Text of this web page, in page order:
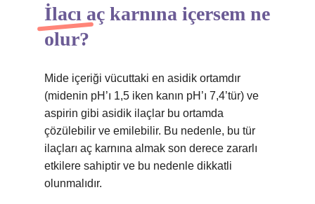
İlacı aç karnına içersem ne
olur?
Mide içeriği vücuttaki en asidik ortamdır
(midenin pH’ı 1,5 iken kanın pH’ı 7,4’tür) ve
aspirin gibi asidik ilaçlar bu ortamda
çözülebilir ve emilebilir. Bu nedenle, bu tür
ilaçları aç karnına almak son derece zararlı
etkilere sahiptir ve bu nedenle dikkatli
olunmalıdır.